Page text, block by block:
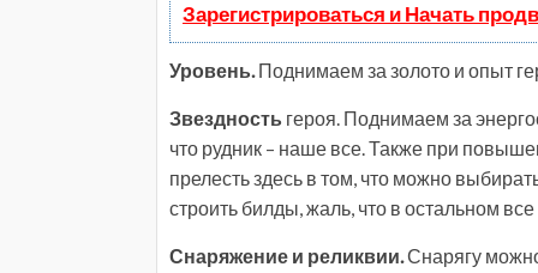
Зарегистрироваться и Начать
Уровень.Поднимаем за золото и опыт
Звездность героя. Поднимаем за
что рудник – наше все. Также при
прелесть здесь в том, что можно
строить билды, жаль, что в остальном
Снаряжение и реликвии.Снарягу